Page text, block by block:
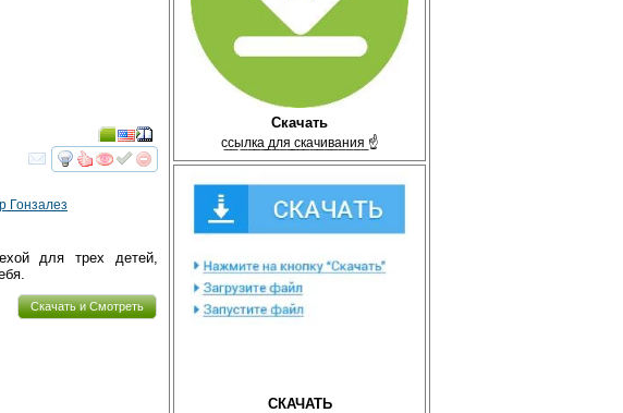
Скачать
с̲с̲ы̲л̲к̲а̲ ̲д̲л̲я̲ ̲с̲к̲а̲ч̲и̲в̲а̲н̲и̲я̲ ☝
СКАЧАТЬ
смотретьинтересует
Гонзалез
для трех детей,
Скачать и Смотреть